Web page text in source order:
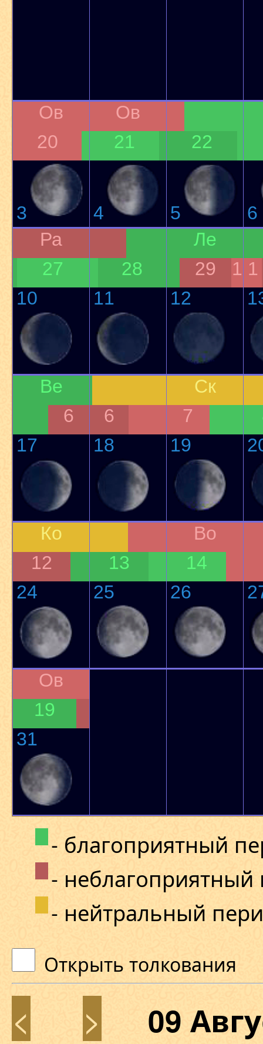
Ов
20
3
Ов
21
4
22
5
6
Ра
27
10
28
11
Ле
29
1
12
1
Ве
6
17
6
18
Ск
7
19
Ко
12
24
13
25
Во
14
26
Ов
19
31
- благоприятный
- неблагоприятный
- нейтральный
Открыть толкования
< >
09